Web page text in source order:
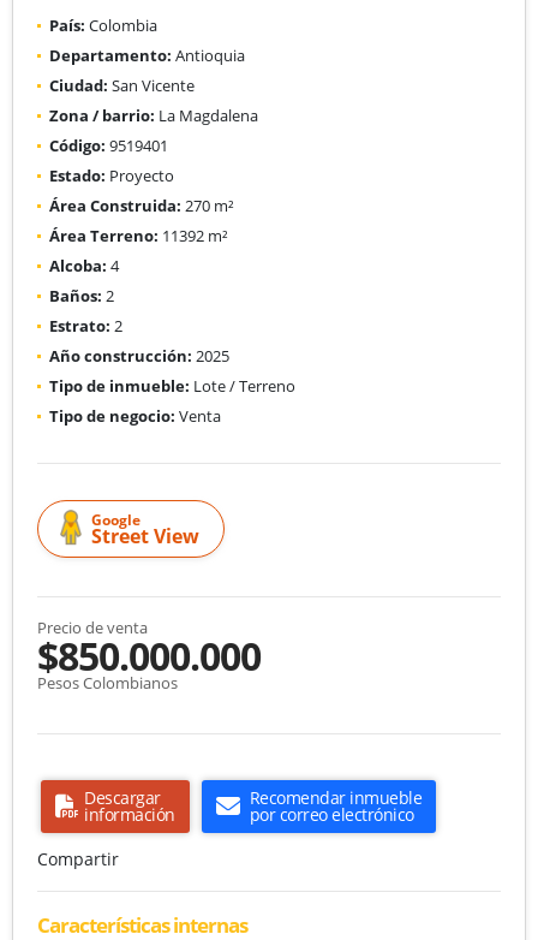
País: Colombia
Departamento: Antioquia
Ciudad: San Vicente
Zona / barrio: La Magdalena
Código: 9519401
Estado: Proyecto
Área Construida: 270 m²
Área Terreno: 11392 m²
Alcoba: 4
Baños: 2
Estrato: 2
Año construcción: 2025
Tipo de inmueble: Lote / Terreno
Tipo de negocio: Venta
Google
Street View
Precio de venta
$850.000.000
Pesos Colombianos
Descargar
información
Recomendar inmueble
por correo electrónico
Compartir
Características internas